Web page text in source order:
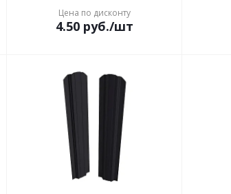
Цена по дисконту
4.50 руб./шт